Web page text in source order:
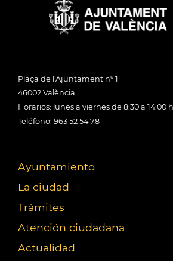
Plaça de l'Ajuntament nº 1
46002 València
Horarios: lunes a viernes de 8:30 a 14:00
Teléfono: 963 52 54 78
Ayuntamiento
La ciudad
Trámites
Atención ciudadana
Actualidad